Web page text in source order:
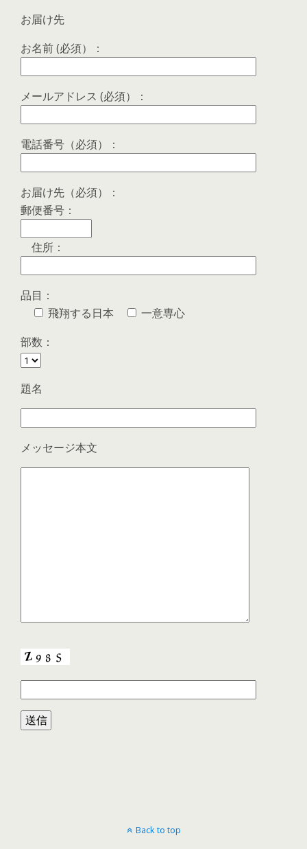
お届け先
お名前 (必須）：
メールアドレス (必須）：
電話番号（必須）：
お届け先（必須）：
郵便番号：
住所：
品目：
飛翔する日本
一意専心
部数：
題名
メッセージ本文
Back to top